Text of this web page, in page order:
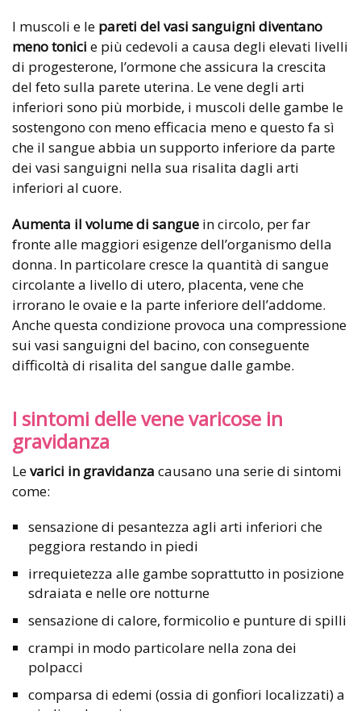
I muscoli e le pareti del vasi sanguigni diventano
meno tonici e più cedevoli a causa degli elevati livelli
di progesterone, l’ormone che assicura la crescita
del feto sulla parete uterina. Le vene degli arti
inferiori sono più morbide, i muscoli delle gambe le
sostengono con meno efficacia meno e questo fa sì
che il sangue abbia un supporto inferiore da parte
dei vasi sanguigni nella sua risalita dagli arti
inferiori al cuore.
Aumenta il volume di sangue in circolo, per far
fronte alle maggiori esigenze dell’organismo della
donna. In particolare cresce la quantità di sangue
circolante a livello di utero, placenta, vene che
irrorano le ovaie e la parte inferiore dell’addome.
Anche questa condizione provoca una compressione
sui vasi sanguigni del bacino, con conseguente
difficoltà di risalita del sangue dalle gambe.
I sintomi delle vene varicose in
gravidanza
Levarici in gravidanza causano una serie di sintomi
come:
sensazione di pesantezza agli arti inferiori che
peggiora restando in piedi
irrequietezza alle gambe soprattutto in posizione
sdraiata e nelle ore notturne
sensazione di calore, formicolio e punture di spilli
crampi in modo particolare nella zona dei
polpacci
comparsa di edemi (ossia di gonfiori localizzati) a